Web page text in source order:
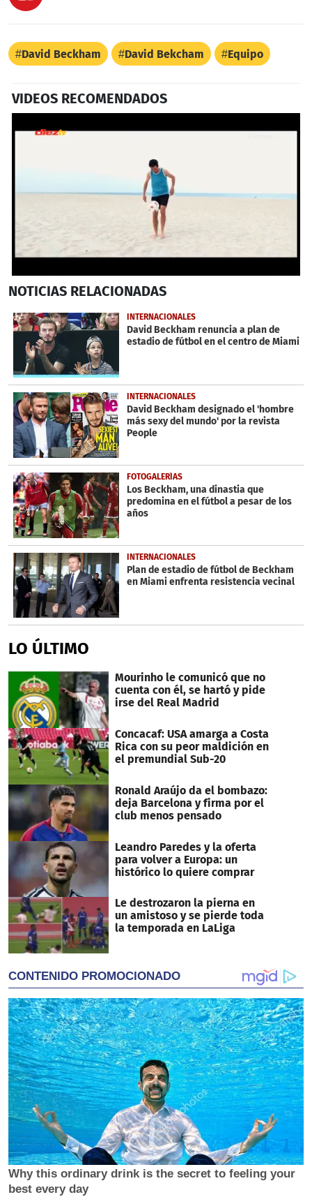
David Beckham David Bekcham Equipo
VIDEOS RECOMENDADOS
seconds
2
minutes,
12
seconds
NOTICIAS RELACIONADAS
INTERNACIONALES
David Beckham renuncia a plan de
estadio de fútbol en el centro de Miami
INTERNACIONALES
David Beckham designado el 'hombre
más sexy del mundo' por la revista
People
FOTOGALERÍAS
Los Beckham, una dinastia que
predomina en el fútbol a pesar de los
años
INTERNACIONALES
Plan de estadio de fútbol de Beckham
en Miami enfrenta resistencia vecinal
LO ÚLTIMO
Mourinho le comunicó que no
cuenta con él, se hartó y pide
irse del Real Madrid
Concacaf: USA amarga a Costa
Rica con su peor maldición en
el premundial Sub-20
Ronald Araújo da el bombazo:
deja Barcelona y firma por el
club menos pensado
Leandro Paredes y la oferta
para volver a Europa: un
histórico lo quiere comprar
Le destrozaron la pierna en
un amistoso y se pierde toda
la temporada en LaLiga